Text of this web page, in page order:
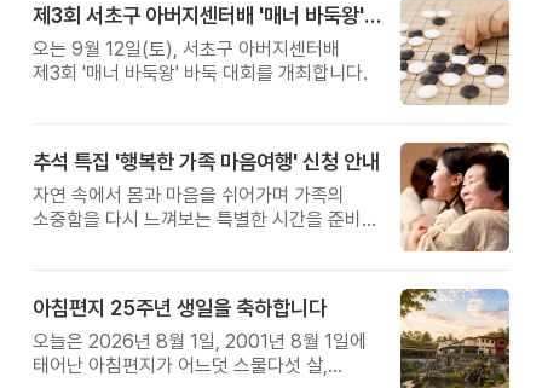
제3회 서초구 아버지센터배 '매너 바둑왕' 대회
오는 9월 12일(토), 서초구 아버지센터배
제3회 '매너 바둑왕' 바둑 대회를 개최합니다.
추석 특집 '행복한 가족 마음여행' 신청 안내
자연 속에서 몸과 마음을 쉬어가며 가족의
소중함을 다시 느껴보는 특별한 시간을 준비해
아침편지 25주년 생일을 축하합니다
오늘은 2026년 8월 1일, 2001년 8월 1일에
태어난 아침편지가 어느덧 스물다섯 살,